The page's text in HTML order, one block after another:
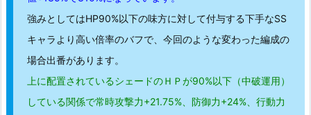
【日本版ラストオリジン】Ev:楽園への招待状 Ev2-1
c チャレンジステージ上級者向け...
https://zerlarnystyle.com/post-11240/#i-4
強みとしてはHP90%以下の味方に対して付与する下手なSS
キャラより高い倍率のバフで、今回のような変わった編成の
場合出番があります。
上に配置されているシェードのＨＰが90%以下（中破運用）
している関係で常時攻撃力+21.75%、防御力+24%、行動力